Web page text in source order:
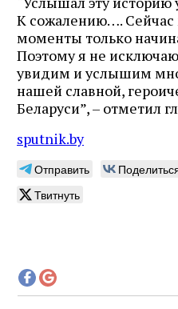
К сожалению…. Сейчас
моменты только
Поэтому я не
увидим и услышим
нашей славной,
Беларуси”, – отметил
sputnik.by
Отправить
Твитнуть